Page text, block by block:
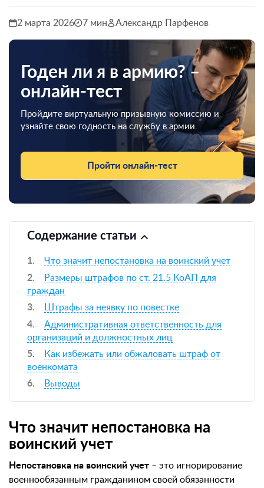
2 марта 2026 7 мин Александр Парфенов
Годен ли я в армию? –
онлайн-тест
Пройдите виртуальную призывную комиссию и
узнайте свою годность на службу в армии.
Пройти онлайн-тест
Содержание статьи
Что значит непостановка на воинский учет
Размеры штрафов по ст. 21.5 КоАП для
граждан
Штрафы за неявку по повестке
Административная ответственность для
организаций и должностных лиц
Как избежать или обжаловать штраф от
военкомата
Выводы
Что значит непостановка на
воинский учет
Непостановка на воинский учет – это игнорирование
военнообязанным гражданином своей обязанности